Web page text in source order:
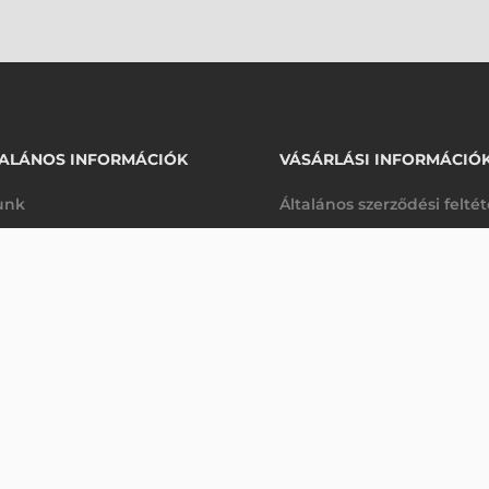
INFORMÁCIÓK VÁSÁRLÁSI
Általános szerződési